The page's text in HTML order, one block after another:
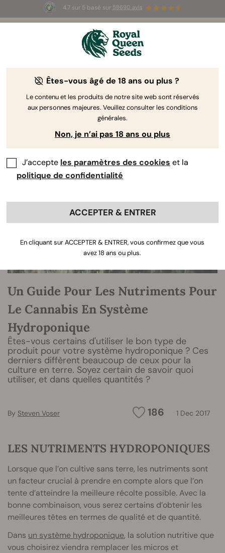
4.7 sur 5 basé sur 58690 avis
3 graines White Widow AutoGRATUITES pour les
The RQS Blog
Articles Cannabis Lifestyle
Un Guide Pour Les Nutriments Pour
Le Cannabis En Système
Hydroponique
Êtes-vous certains d'utiliser le bon type de
produit pour votre système hydroponique ? Ces
derniers diffèrent beaucoup de ceux pour la
culture en terre. Soyez certain de savoir quoi
utiliser, et dans quelles quantités ?
186 1 Dec 2017
By Steven Voser
LES NUTRIMENTS HYDROPONIQUES
Lorsque que l’on cultive sans terre, les nutriments sont
un facteur crucial à prendre en compte alors que l’on
tente d’atteindre la meilleure récolte possible. Avec la
bonne combinaison, vous serez certains d’obtenir les
meilleures têtes en termes de qualité et de quantité.
Dans un système hydroponique, la solution nutritive que
vous choisirez viendra remplacer les micros et
Êtes-vous âgé de 18 ans ou plus ?
Le contenu et les produits de notre site web sont réservés
aux personnes majeures. Veuillez consulter les conditions
générales.
Non, je n’ai pas 18 ans ou plus
J’accepte les paramètres des cookies et la
politique de confidentialité
ACCEPTER & ENTRER
En cliquant sur ACCEPTER & ENTRER, vous confirmez que vous
avez 18 ans ou plus.